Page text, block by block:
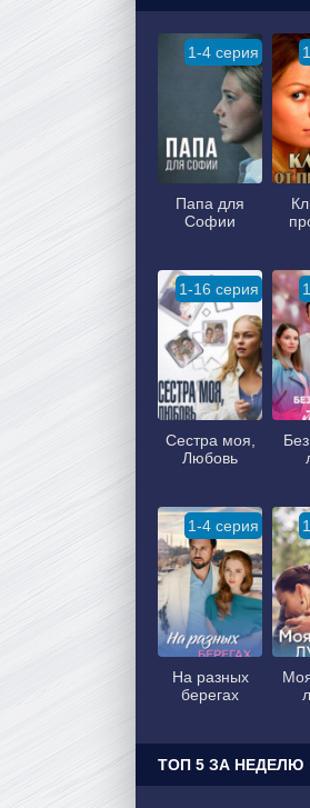
1-4 серия
Папа для
Софии
1-16 серия
Сестра моя,
Любовь
1-4 серия
На разных
берегах
ТОП 5 ЗА НЕДЕЛЮ